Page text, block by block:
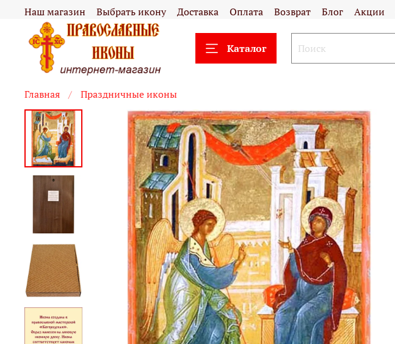
Наш магазин Выбрать икону Доставка Оплата Возврат Блог Акции
Каталог
Главная Праздничные иконы